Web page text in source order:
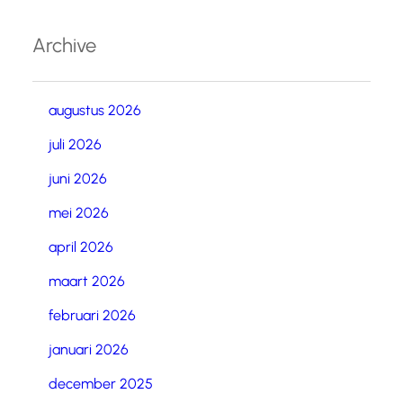
Archive
augustus 2026
juli 2026
juni 2026
mei 2026
april 2026
maart 2026
februari 2026
januari 2026
december 2025